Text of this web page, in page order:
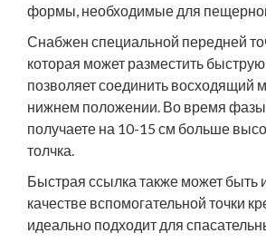
формы, необходимые для пещерной
Снабжен специальной передней
которая может разместить быструю
позволяет соединить восходящий
нижнем положении. Во время
получаете на 10-15 см больше
толчка.
Быстрая ссылка также может быть
качестве вспомогательной точки
идеально подходит для